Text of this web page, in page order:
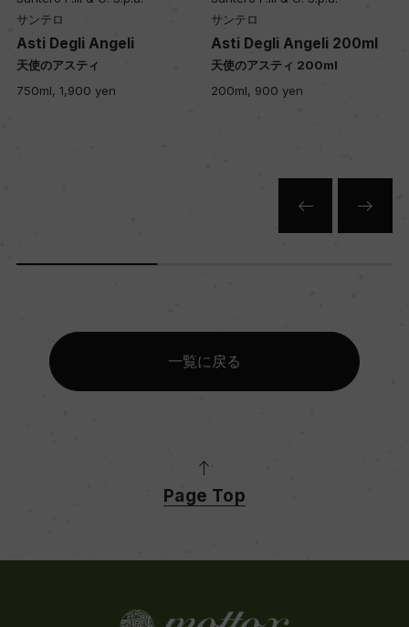
サンテロ
Asti Degli Angeli
天使のアスティ
750ml, 1,900 yen
サンテロ
Asti Degli Angeli 200ml
天使のアスティ 200ml
200ml, 900 yen
一覧に戻る
Page Top